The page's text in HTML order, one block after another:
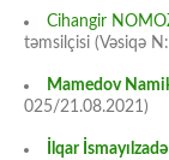
Cihangir
təmsilçisi (Vəsiqə
Mamedov
025/21.08.2021)
İlqar İsmayılzadə